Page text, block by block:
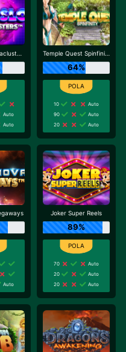
Cyberslot Megaclusters
Auto
Auto
Temple Quest Spinfinity
64%
10
Auto
90
Auto
20
Auto
Auto
Joker Super Reels
89%
70
Auto
20
Auto
20
Auto